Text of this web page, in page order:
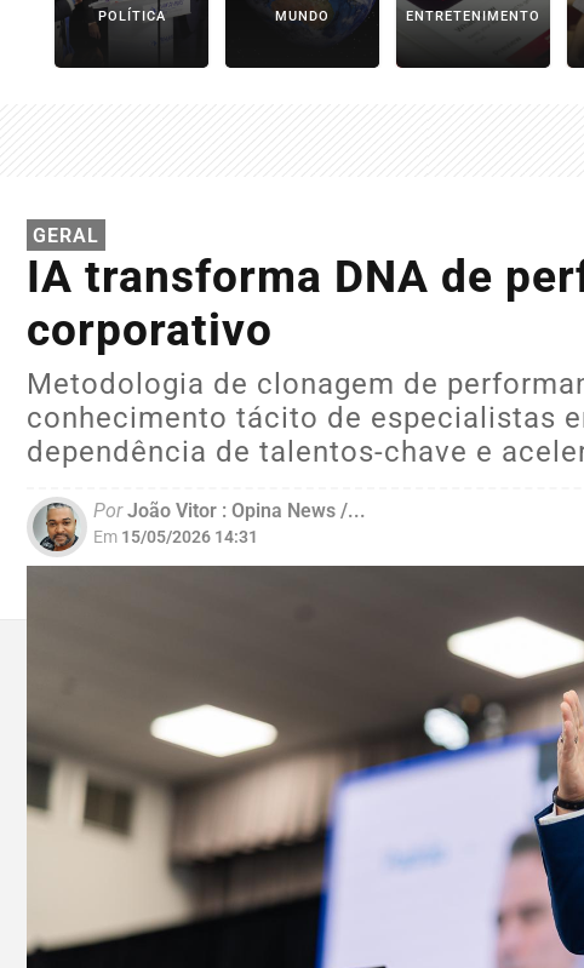
POLÍTICA MUNDO ENTRETENIMENTO
GERAL
IA transforma DNA de
corporativo
Metodologia de clonagem de
conhecimento tácito de especialistas
dependência de talentos-chave e
PorJoão Vitor : Opina News /...
Em 15/05/2026 14:31